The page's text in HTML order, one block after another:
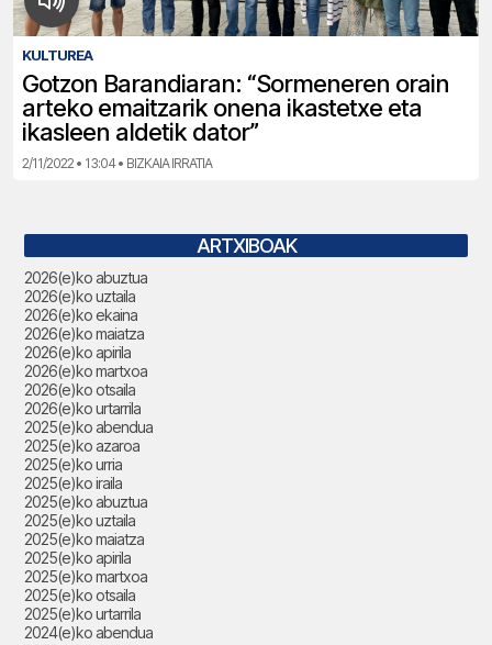
KULTUREA
Gotzon Barandiaran: “Sormeneren orain
arteko emaitzarik onena ikastetxe eta
ikasleen aldetik dator”
2/11/2022 • 13:04 • BIZKAIA IRRATIA
ARTXIBOAK
2026(e)ko abuztua
2026(e)ko uztaila
2026(e)ko ekaina
2026(e)ko maiatza
2026(e)ko apirila
2026(e)ko martxoa
2026(e)ko otsaila
2026(e)ko urtarrila
2025(e)ko abendua
2025(e)ko azaroa
2025(e)ko urria
2025(e)ko iraila
2025(e)ko abuztua
2025(e)ko uztaila
2025(e)ko maiatza
2025(e)ko apirila
2025(e)ko martxoa
2025(e)ko otsaila
2025(e)ko urtarrila
2024(e)ko abendua